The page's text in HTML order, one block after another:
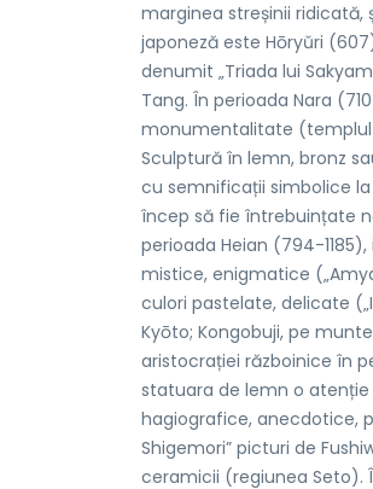
marginea streșinii
japoneză este Hōryŭri
denumit „Triada lui
Tang. În perioada Nara
monumentalitate (templul
Sculptură în lemn, bronz
cu semnificații simbolice la
încep să fie întrebuințate
perioada Heian (794-
mistice, enigmatice
culori pastelate, delicate
Kyōto; Kongobuji, pe
aristocrației războinice în
statuara de lemn o
hagiografice, anecdotice,
Shigemori” picturi de
ceramicii (regiunea Seto).